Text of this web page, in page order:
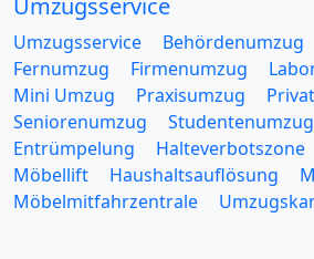
Umzugsservice Behördenumzug
Fernumzug
Firmenumzug
Mini Umzug
Praxisumzug
Seniorenumzug
Studentenumzug
Entrümpelung
Halteverbotszone
Möbellift
Haushaltsauflösung
Möbelmitfahrzentrale